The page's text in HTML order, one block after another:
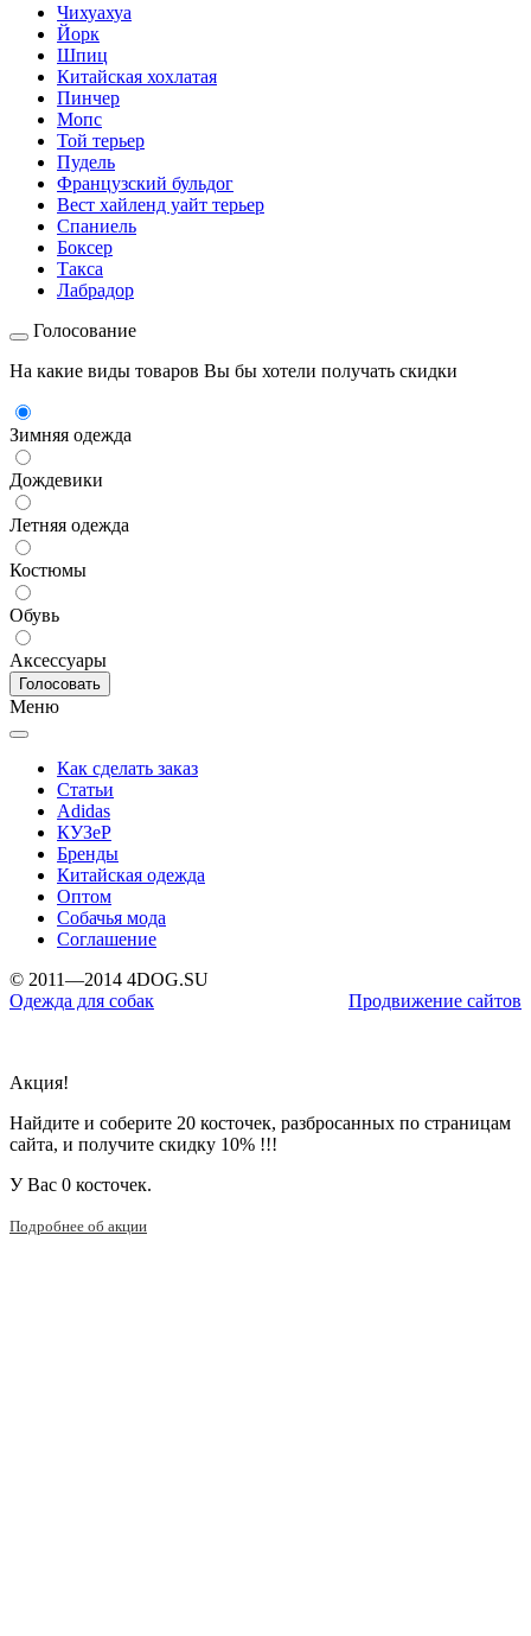
Чихуахуа
Йорк
Шпиц
Китайская хохлатая
Пинчер
Мопс
Той терьер
Пудель
Французский бульдог
Вест хайленд уайт терьер
Спаниель
Боксер
Такса
Лабрадор
Голосование
На какие виды товаров Вы бы хотели получать скидки
Зимняя одежда
Дождевики
Летняя одежда
Костюмы
Обувь
Аксессуары
Меню
Как сделать заказ
Статьи
Adidas
КУЗеР
Бренды
Китайская одежда
Оптом
Собачья мода
Соглашение
© 2011—2014 4DOG.SU
Одежда для собак
Продвижение сайтов
Акция!
Найдите и соберите 20 косточек, разбросанных по страницам
сайта, и получите скидку 10% !!!
У Вас 0 косточек.
Подробнее об акции